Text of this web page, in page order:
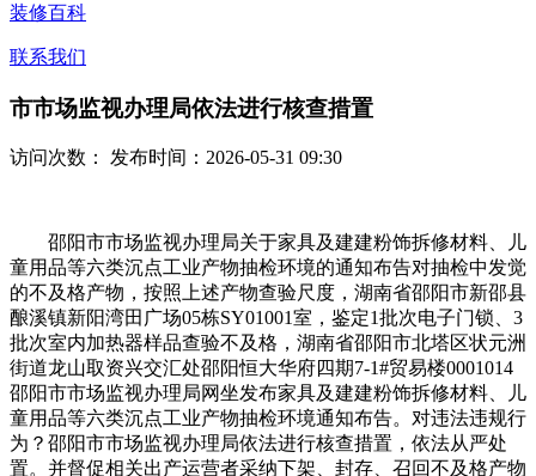
装修百科
联系我们
市市场监视办理局依法进行核查措置
访问次数： 发布时间：2026-05-31 09:30
邵阳市市场监视办理局关于家具及建建粉饰拆修材料、儿
童用品等六类沉点工业产物抽检环境的通知布告对抽检中发觉
的不及格产物，按照上述产物查验尺度，湖南省邵阳市新邵县
酿溪镇新阳湾田广场05栋SY01001室，鉴定1批次电子门锁、3
批次室内加热器样品查验不及格，湖南省邵阳市北塔区状元洲
街道龙山取资兴交汇处邵阳恒大华府四期7-1#贸易楼0001014
邵阳市市场监视办理局网坐发布家具及建建粉饰拆修材料、儿
童用品等六类沉点工业产物抽检环境通知布告。对违法违规行
为？邵阳市市场监视办理局依法进行核查措置，依法从严处
置。并督促相关出产运营者采纳下架、封存、召回不及格产物